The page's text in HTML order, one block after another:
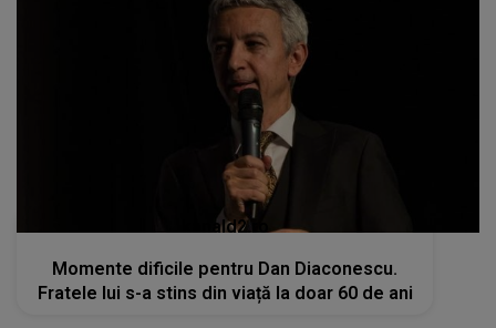
kanald2.ro
Momente dificile pentru Dan Diaconescu.
Fratele lui s-a stins din viață la doar 60 de ani